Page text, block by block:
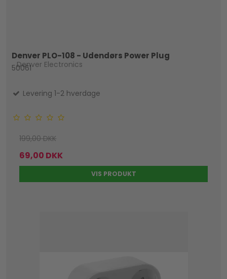
Denver PLO-108 - Udendørs Power Plug
Denver Electronics
50061
Levering 1-2 hverdage
199,00 DKK
69,00 DKK
VIS PRODUKT